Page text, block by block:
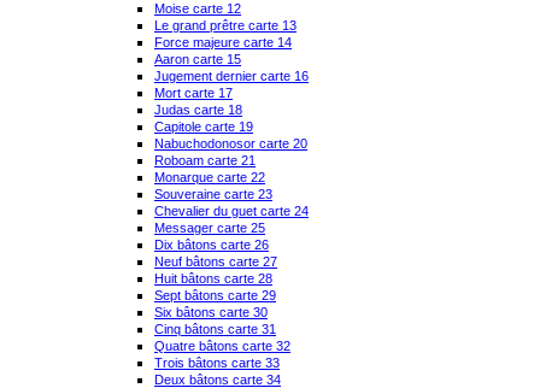
Moise carte 12
Le grand prêtre carte 13
Force majeure carte 14
Aaron carte 15
Jugement dernier carte 16
Mort carte 17
Judas carte 18
Capitole carte 19
Nabuchodonosor carte 20
Roboam carte 21
Monarque carte 22
Souveraine carte 23
Chevalier du guet carte 24
Messager carte 25
Dix bâtons carte 26
Neuf bâtons carte 27
Huit bâtons carte 28
Sept bâtons carte 29
Six bâtons carte 30
Cinq bâtons carte 31
Quatre bâtons carte 32
Trois bâtons carte 33
Deux bâtons carte 34